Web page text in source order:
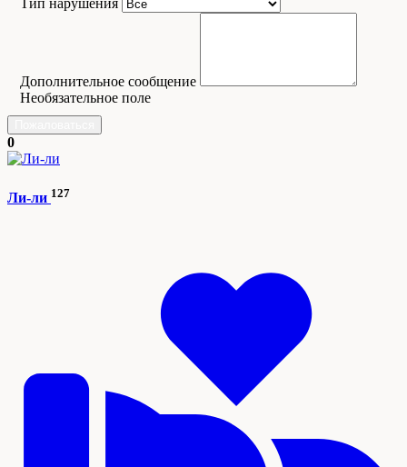
Тип нарушения
Дополнительное сообщение
Необязательное поле
0
Ли-ли 127